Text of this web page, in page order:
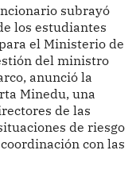
subrayó
los estudiantes
el Ministerio de
del ministro
anunció la
Minedu, una
de las
de riesgo
con las